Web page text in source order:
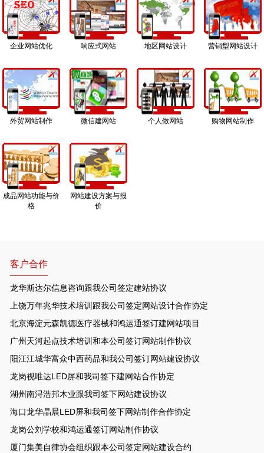
企业网站优化 响应式网站 地区网站设计 营销型网站设计
外贸网站制作 微信建网站 个人做网站 购物网站制作
成品网站功能与价
格
网站建设方案与报
价
客户合作
龙华斯达尔信息咨询跟我公司签定建站协议
上饶万年兆华技术培训跟我公司签定网站设计合作协定
北京海淀元森凯德医疗器械和鸿运通签订建网站项目
广州天河起点技术培训和本公司签订网站制作协议
阳江江城华富众中西药品和我公司签订网站建设协议
龙岗视唯达LED屏和我司签下建网站合作协定
湖州南浔浩邦木业跟我司签下网站建设协议
海口龙华晶晨LED屏和我司签下网站制作合作协定
龙岗公刘学校和鸿运通签订网站制作协议
厦门集美自律协会组织跟本公司签定网站建设合约